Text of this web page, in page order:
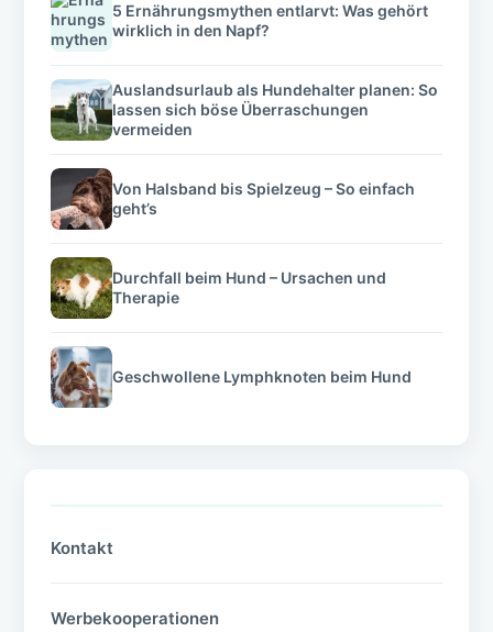
5 Ernährungsmythen entlarvt: Was gehört
wirklich in den Napf?
Auslandsurlaub als Hundehalter planen: So
lassen sich böse Überraschungen
vermeiden
Von Halsband bis Spielzeug – So einfach
geht’s
Durchfall beim Hund – Ursachen und
Therapie
Geschwollene Lymphknoten beim Hund
Kontakt
Werbekooperationen